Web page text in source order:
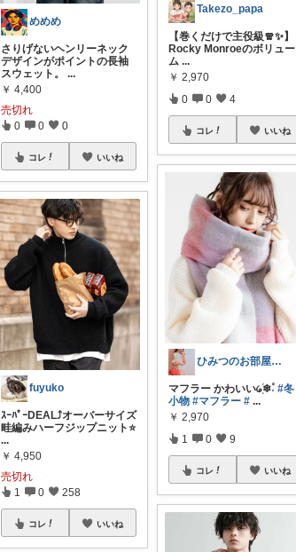
めめめ
さりげないヘンリーネック
デザインがポイントの長袖
スウェット。...
￥ 4,400
売切れ
0 0 0
コレ いいね
fuyuko
ｽｰﾊﾟｰDEAL⤴️オーバーサイズ
畦編みハーフジップニット⭐
...
￥ 4,950
売切れ
1 0 258
コレ いいね
Takezo_papa
【巻くだけで主役級🧣✨】
Rocky Monroeのボリュー
ム ...
￥ 2,970
0 0 4
コレ いいね
ひみつのお部屋@いつもありがとう‪⑅⑅
マフラー かわいい᥀֭֜❄۫˖#冬
小物 #マフラー # ...
￥ 2,970
1 0 9
コレ いいね